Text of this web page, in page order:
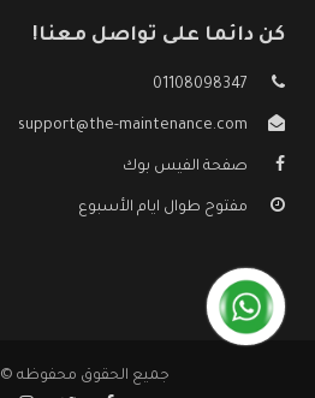
كن دائما على تواصل معنا!
01108098347
support@the-maintenance.com
صفحة الفيس بوك
مفتوح طوال ايام الأسبوع
جميع الحقوق محفوظه ©